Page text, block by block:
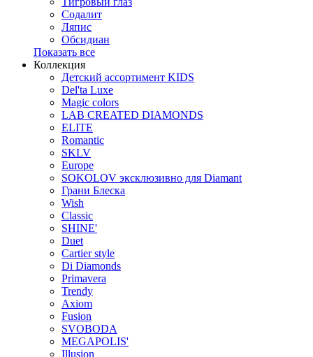
Содалит
Ляпис
Обсидиан
Показать все
Коллекция
Детский ассортимент KIDS
Del'ta Luxe
Magic colors
LAB CREATED DIAMONDS
ELITE
Romantic
SKLV
Europe
SOKOLOV эксклюзивно для Diamant
Грани Блеска
Wish
Classic
SHINE'
Duet
Cartier style
Di Diamonds
Primavera
Trendy
Axiom
Fusion
SVOBODA
MEGAPOLIS'
Illusion